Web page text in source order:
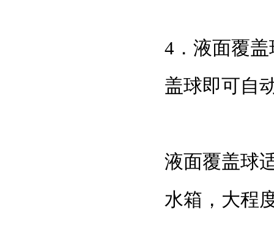
4．液面覆
盖球即可自
液面覆盖球
水箱，大程